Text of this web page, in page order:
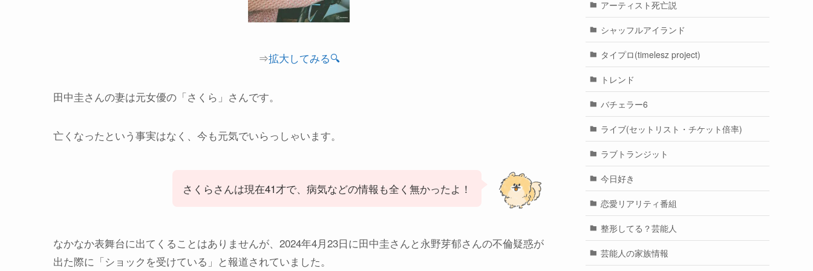
⇒拡大してみる🔍️
田中圭さんの妻は元女優の「さくら」さんです。
亡くなったという事実はなく、今も元気でいらっしゃいます。
さくらさんは現在41才で、病気などの情報も全く無かったよ！
なかなか表舞台に出てくることはありませんが、2024年4月23日に田中圭さんと永野芽郁さんの不倫疑惑が
出た際に「ショックを受けている」と報道されていました。
アーティスト死亡説
シャッフルアイランド
タイプロ(timelesz project)
トレンド
バチェラー6
ライブ(セットリスト・チケット倍率)
ラブトランジット
今日好き
恋愛リアリティ番組
整形してる？芸能人
芸能人の家族情報